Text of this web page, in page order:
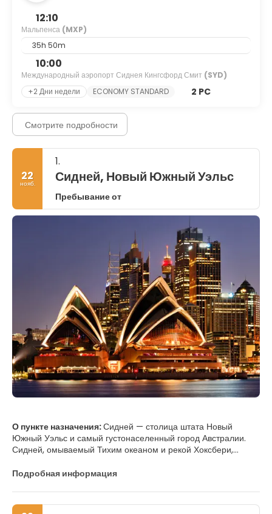
12:10
Мальпенса (MXP)
35h 50m
10:00
Международный аэропорт Сиднея Кингсфорд Смит (SYD)
+2 Дни недели
ECONOMY STANDARD 2 PC
Смотрите подробности
22
нояб.
1.
Сидней, Новый Южный Уэльс
Пребывание от
О пункте назначения:Сидней — столица штата Новый
Южный Уэльс и самый густонаселенный город Австралии.
Сидней, омываемый Тихим океаном и рекой Хоксбери,
городов мира. Здесь есть культовый горизонт, несколько
атмосфера и множество природных красот.
Подробная информация